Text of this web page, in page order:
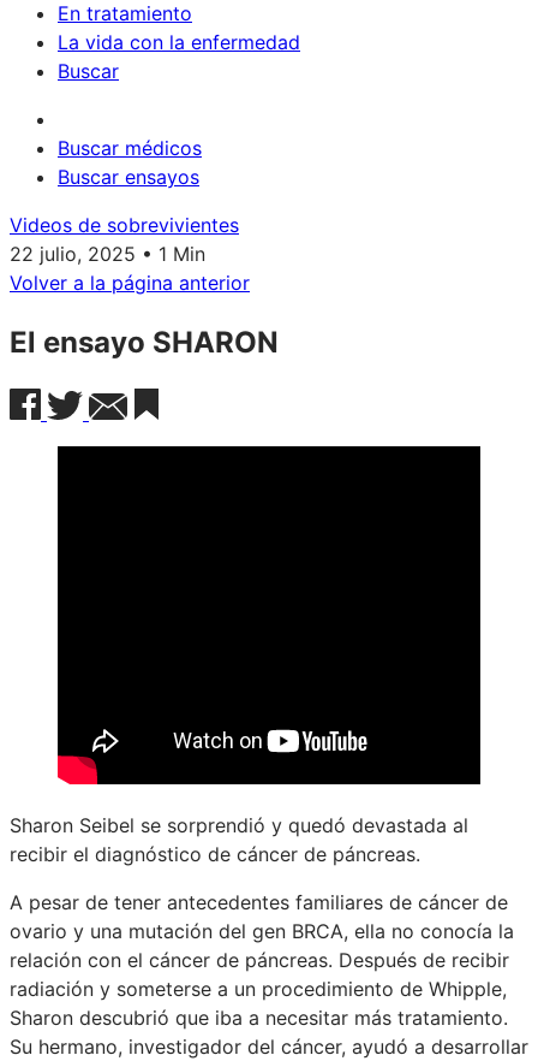
En tratamiento
La vida con la enfermedad
Buscar
Buscar médicos
Buscar ensayos
Videos de sobrevivientes
22 julio, 2025 • 1 Min
Volver a la página anterior
El ensayo SHARON
Sharon Seibel se sorprendió y quedó devastada al
recibir el diagnóstico de cáncer de páncreas.
A pesar de tener antecedentes familiares de cáncer de
ovario y una mutación del gen BRCA, ella no conocía la
relación con el cáncer de páncreas. Después de recibir
radiación y someterse a un procedimiento de Whipple,
Sharon descubrió que iba a necesitar más tratamiento.
Su hermano, investigador del cáncer, ayudó a desarrollar